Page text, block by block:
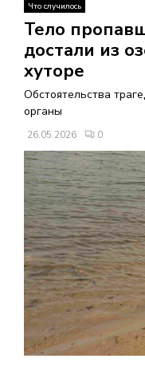
О
В
Н
О
Е
М
Е
Н
Что случилось
Тело
достали из
хуторе
Обстоятельства
органы
26.05.2026 0